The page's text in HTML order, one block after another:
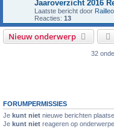
Jaaroverzicht 2016
Laatste bericht door
Reacties: 13
Nieuw onderwerp
32
FORUMPERMISSIES
Je kunt niet nieuwe berichten
Je kunt niet reageren op